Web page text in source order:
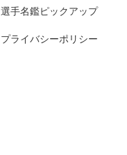
選手名鑑ピックアップ
プライバシーポリシー